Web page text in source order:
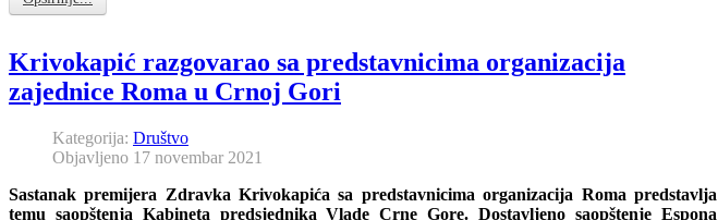
Krivokapić razgovarao sa predstavnicima organizacija
zajednice Roma u Crnoj Gori
Kategorija: Društvo
Objavljeno 17 novembar 2021
Sastanak premijera Zdravka Krivokapića sa predstavnicima organizacija Roma predstavlja
temu saopštenja Kabineta predsjednika Vlade Crne Gore. Dostavljeno saopštenje Espona